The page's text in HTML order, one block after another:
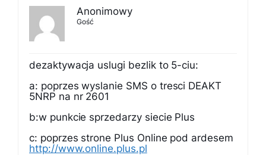
Anonimowy
Gość
dezaktywacja uslugi bezlik to 5-ciu:
a: poprzes wyslanie SMS o tresci DEAKT
5NRP na nr 2601
b:w punkcie sprzedarzy siecie Plus
c: poprzes strone Plus Online pod ardesem
http://www.online.plus.pl